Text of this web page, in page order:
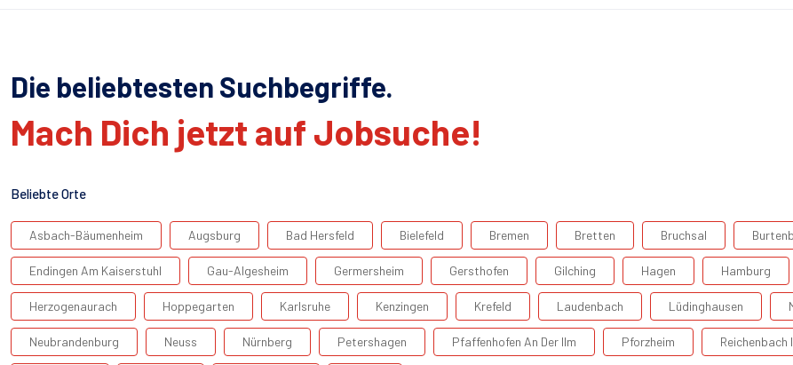
Die beliebtesten Suchbegriffe.
Mach Dich jetzt auf Jobsuche!
Beliebte Orte
Asbach-Bäumenheim Augsburg Bad Hersfeld Bielefeld Bremen Bretten Bruchsal
Endingen Am Kaiserstuhl Gau-Algesheim Germersheim Gersthofen Gilching Hagen Hamburg
Herzogenaurach Hoppegarten Karlsruhe Kenzingen Krefeld Laudenbach Lüdinghausen
Neubrandenburg Neuss Nürnberg Petershagen Pfaffenhofen An Der Ilm Pforzheim Reichenbach